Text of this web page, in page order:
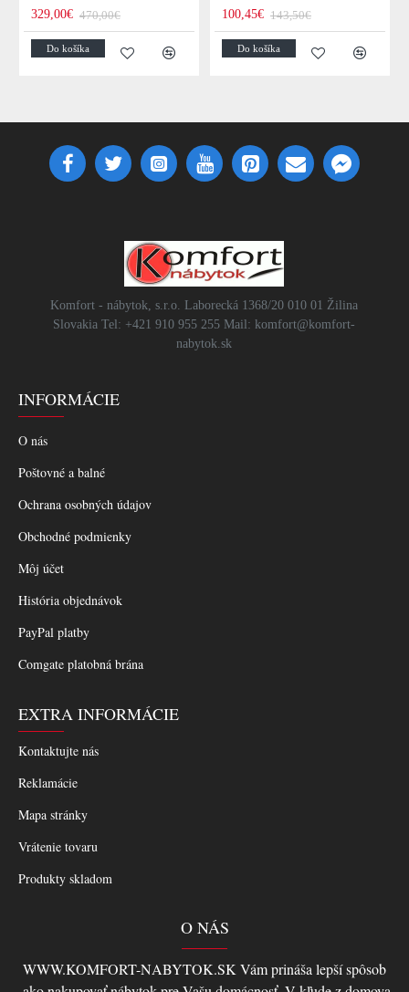
329,00€ 470,00€
Do košíka
100,45€ 143,50€
Do košíka
Komfort - nábytok, s.r.o. Laborecká 1368/20 010 01 Žilina
Slovakia Tel: +421 910 955 255 Mail: komfort@komfort-
nabytok.sk
INFORMÁCIE
O nás
Poštovné a balné
Ochrana osobných údajov
Obchodné podmienky
Môj účet
História objednávok
PayPal platby
Comgate platobná brána
EXTRA INFORMÁCIE
Kontaktujte nás
Reklamácie
Mapa stránky
Vrátenie tovaru
Produkty skladom
O NÁS
WWW.KOMFORT-NABYTOK.SK Vám prináša lepší spôsob